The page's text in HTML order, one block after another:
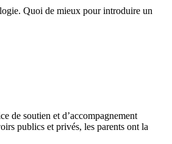
Quoi de mieux pour introduire un
de soutien et d’accompagnement
publics et privés, les parents ont la